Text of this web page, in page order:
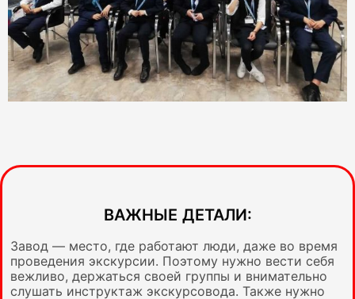
ВАЖНЫЕ ДЕТАЛИ:
Завод — место, где работают люди, даже во время
проведения экскурсии. Поэтому нужно вести себя
вежливо, держаться своей группы и внимательно
слушать инструктаж экскурсовода. Также нужно